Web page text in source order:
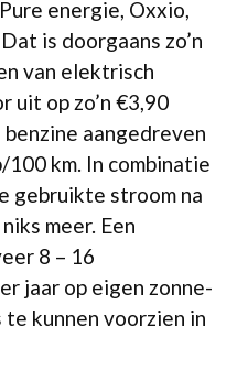
energie, Oxxio,
is doorgaans zo’n
van elektrisch
uit op zo’n €3,90
aangedreven
100 km. In combinatie
gebruikte stroom na
meer. Een
8 – 16
jaar op eigen zonne-
kunnen voorzien in